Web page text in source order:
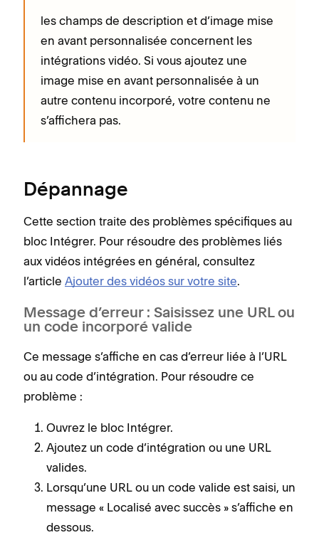
les champs de description et d’image mise
en avant personnalisée concernent les
intégrations vidéo. Si vous ajoutez une
image mise en avant personnalisée à un
autre contenu incorporé, votre contenu ne
s’affichera pas.
Dépannage
Cette section traite des problèmes spécifiques au
bloc Intégrer. Pour résoudre des problèmes liés
aux vidéos intégrées en général, consultez
l’article Ajouter des vidéos sur votre site.
Message d’erreur : Saisissez une URL ou
un code incorporé valide
Ce message s’affiche en cas d’erreur liée à l’URL
ou au code d’intégration. Pour résoudre ce
problème :
Ouvrez le bloc Intégrer.
Ajoutez un code d’intégration ou une URL
valides.
Lorsqu’une URL ou un code valide est saisi, un
message « Localisé avec succès » s’affiche en
dessous.